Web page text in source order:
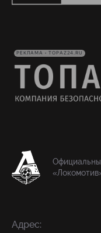
РЕКЛАМА • TOPAZ24.RU
Адрес: